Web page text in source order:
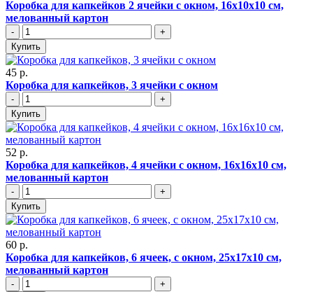
Коробка для капкейков 2 ячейки с окном, 16х10х10 см,
мелованный картон
-
+
Купить
45 р.
Коробка для капкейков, 3 ячейки с окном
-
+
Купить
52 р.
Коробка для капкейков, 4 ячейки с окном, 16х16х10 см,
мелованный картон
-
+
Купить
60 р.
Коробка для капкейков, 6 ячеек, с окном, 25х17х10 см,
мелованный картон
-
+